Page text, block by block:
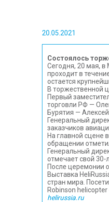
20.05.2021
Состоялось
Сегодня, 20 мая, в
проходит в
остается
В торжественной
Первый
торговли РФ —
Бурятия —
Генеральный
заказчиков
На главной сцене
обращении
Генеральный
отмечает свой 30-
После церемонии
Выставка
стран мира.
Robinson
helirussia.ru